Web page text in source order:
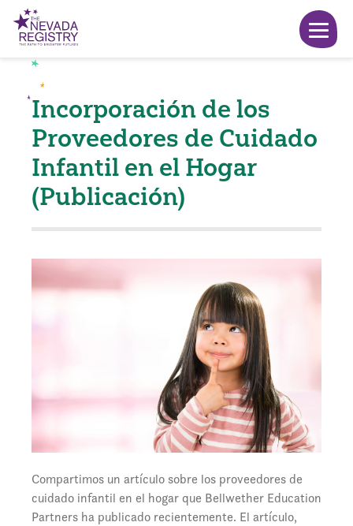
Incorporación de los
Proveedores de Cuidado
Infantil en el Hogar
(Publicación)
Compartimos un artículo sobre los proveedores de
cuidado infantil en el hogar que Bellwether Education
Partners ha publicado recientemente. El artículo,